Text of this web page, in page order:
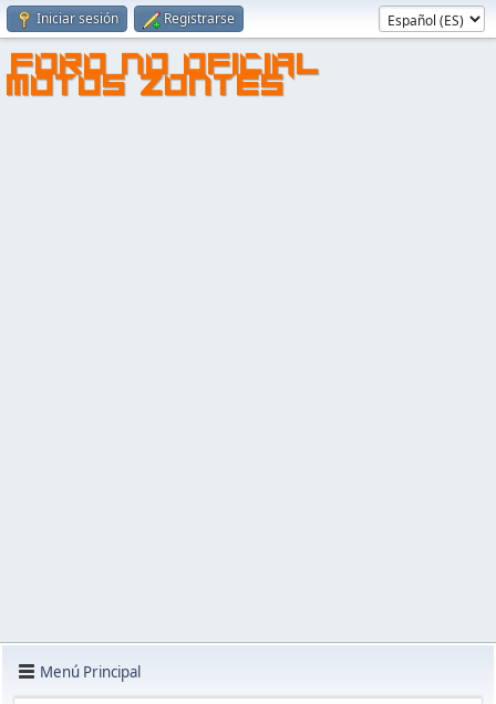
Iniciar sesión Registrarse
FORO NO OFICIAL
MOTOS ZONTES
Menú Principal